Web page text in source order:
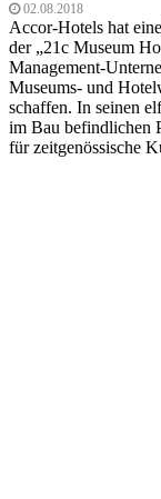
02.08.2018
Accor-Hotels hat
der „21c Museum
Management-
Museums- und
schaffen. In seinen
im Bau befindlichen
für zeitgenössische